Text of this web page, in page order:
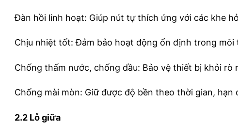
Đàn hồi linh hoạt: Giúp nút tự thích ứng với các khe
Chịu nhiệt tốt: Đảm bảo hoạt động ổn định trong môi
Chống thấm nước, chống dầu: Bảo vệ thiết bị khỏi rò
Chống mài mòn: Giữ được độ bền theo thời gian,
2.2 Lỗ giữa